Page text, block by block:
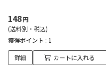
148円
(送料別・税込)
獲得ポイント : 1
詳細 カートに入れる